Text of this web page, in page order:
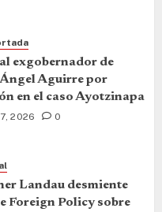
exgobernador de
Aguirre por
en el caso Ayotzinapa
2026 0
Landau desmiente
Foreign Policy sobre